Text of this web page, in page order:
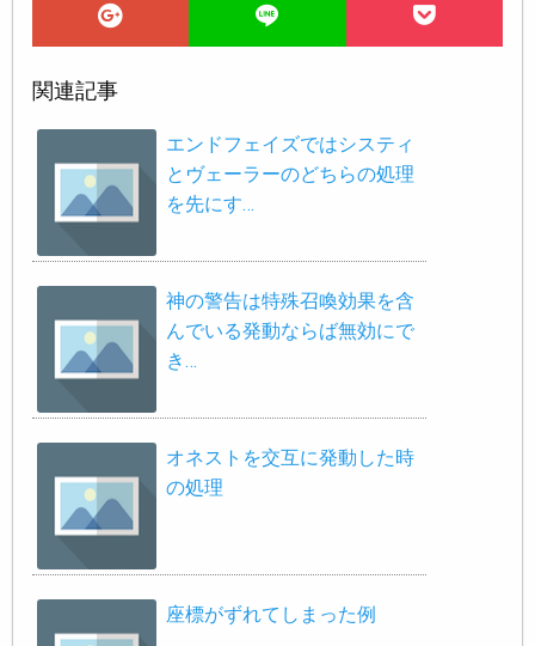
関連記事
エンドフェイズではシスティ
とヴェーラーのどちらの処理
を先にす…
神の警告は特殊召喚効果を含
んでいる発動ならば無効にで
き…
オネストを交互に発動した時
の処理
座標がずれてしまった例